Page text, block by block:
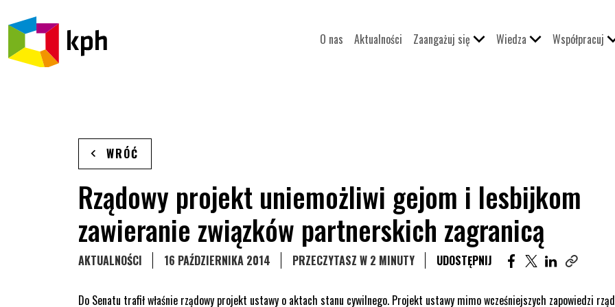
PRZEJDŹ DO TREŚCI
O nas Aktualności Zaangażuj się Wiedza Współpracuj
WRÓĆ
Rządowy projekt uniemożliwi gejom i lesbijkom
zawieranie związków partnerskich zagranicą
STRONA KATEGORII WPISÓW
AKTUALNOŚCI 16 PAŹDZIERNIKA 2014 PRZECZYTASZ W 2 MINUTY UDOSTĘPNIJ UDOSTĘPNIJ
UDOSTĘPNIJ
Do Senatu trafił właśnie rządowy projekt ustawy o aktach stanu cywilnego. Projekt ustawy mimo wcześniejszych zapowiedzi